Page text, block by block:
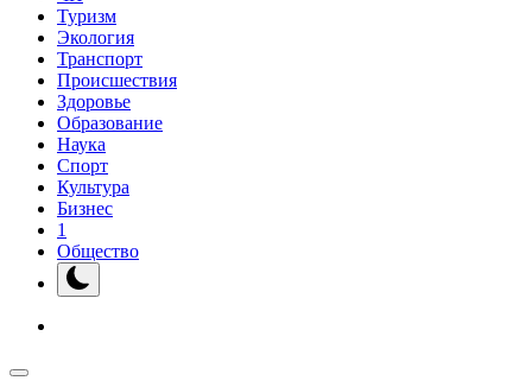
Туризм
Экология
Транспорт
Происшествия
Здоровье
Образование
Наука
Спорт
Культура
Бизнес
1
Общество